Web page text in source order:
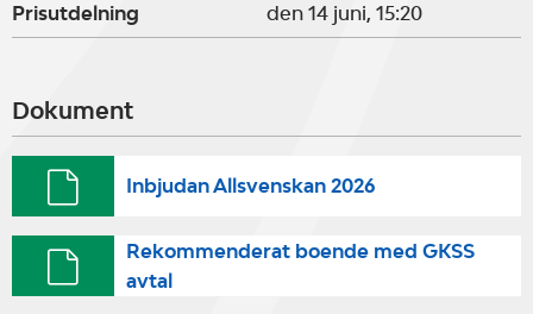
Prisutdelning den 14 juni, 15:20
Dokument
Inbjudan Allsvenskan 2026
Rekommenderat boende med GKSS
avtal